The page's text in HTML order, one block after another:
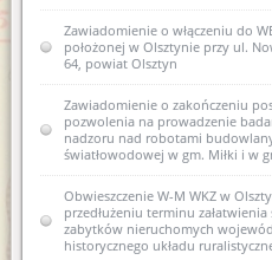
Zawiadomienie o włączeniu
zabytków nowej karty
lądowego w wojewódzkiej
Wiewiórki
Zawiadomienie o zamiarze
zabytków archeologicznych
ewidencji zabytków 3 AZP 13-
Zawiadomienie o zamiarze
zabytków archeologicznych
ewidencji zabytków 7 AZP 19-
Zawiadomienie o włączeniu do
położonej w Olsztynie przy ul.
64, powiat Olsztyn
Zawiadomienie o zakończeniu
pozwolenia na prowadzenie
nadzoru nad robotami
światłowodowej w gm. Miłki i w
Obwieszczenie W-M WKZ w
przedłużeniu terminu
zabytków nieruchomych
historycznego układu